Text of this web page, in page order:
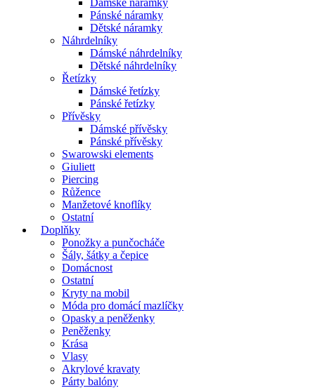
Dámské náramky
Pánské náramky
Dětské náramky
Náhrdelníky
Dámské náhrdelníky
Dětské náhrdelníky
Řetízky
Dámské řetízky
Pánské řetízky
Přívěsky
Dámské přívěsky
Pánské přívěsky
Swarowski elements
Giuliett
Piercing
Růžence
Manžetové knoflíky
Ostatní
Doplňky
Ponožky a punčocháče
Šály, šátky a čepice
Domácnost
Ostatní
Kryty na mobil
Móda pro domácí mazlíčky
Opasky a peněženky
Peněženky
Krása
Vlasy
Akrylové kravaty
Párty balóny